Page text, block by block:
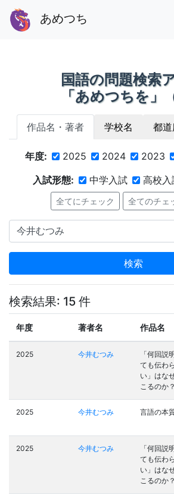
あめつち
国語の問題検索
「あめつちを」
作品名・著者 学校名 都
年度: 2025 2024 2023
入試形態:
中学入試 高校入
全てにチェック 全てのチェ
検索
検索結果: 15 件
年度 著者名 作品名
2025 今井むつみ
「何回説
ても伝わ
い」はな
こるのか？
2025 今井むつみ 言語の本
2025 今井むつみ
「何回説
ても伝わ
い」はな
こるのか？